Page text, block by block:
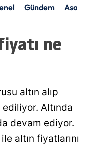
Gündem Asayiş
ne
altın alıp
Altında
devam ediyor.
altın fiyatlarını